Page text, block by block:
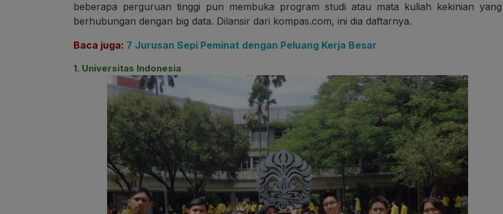
beberapa perguruan tinggi pun membuka program studi atau mata kuliah kekinian yang
berhubungan dengan big data. Dilansir dari kompas.com, ini dia daftarnya.
Baca juga: 7 Jurusan Sepi Peminat dengan Peluang Kerja Besar
1. Universitas Indonesia